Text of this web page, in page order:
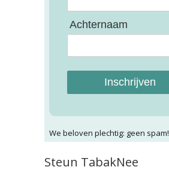
Achternaam
Inschrijven
We beloven plechtig: geen spam!
Steun TabakNee